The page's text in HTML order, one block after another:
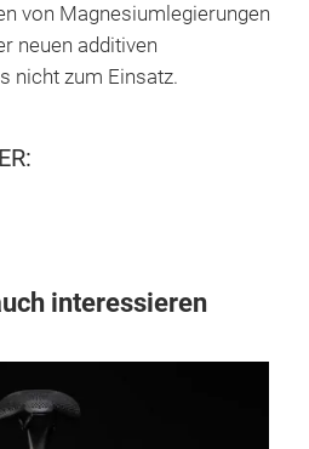
von Magnesiumlegierungen
neuen additiven
nicht zum Einsatz.
interessieren